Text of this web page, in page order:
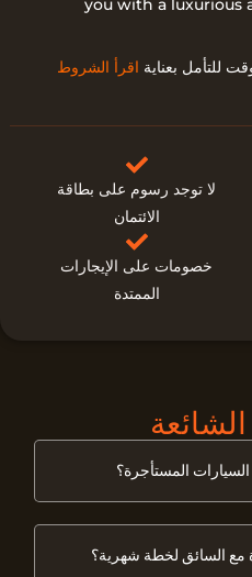
you with a luxurious
للتأمل بعناية اقرأ الشروط
لا توجد رسوم على بطاقة
الائتمان
خصومات على الإيجارات
الممتدة
الشائعة
المستأجرة؟
مع السائق لخطة شهرية؟